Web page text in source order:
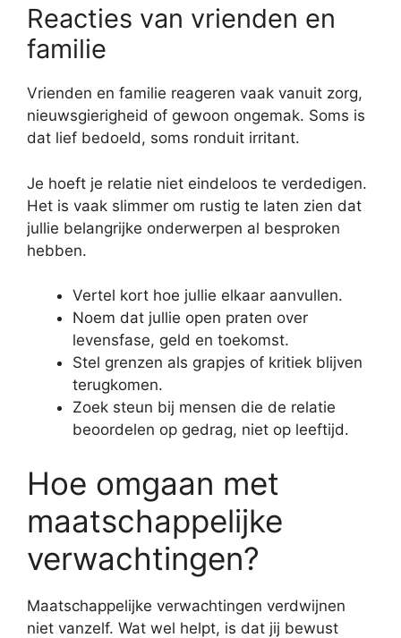
Reacties van vrienden en
familie
Vrienden en familie reageren vaak vanuit zorg,
nieuwsgierigheid of gewoon ongemak. Soms is
dat lief bedoeld, soms ronduit irritant.
Je hoeft je relatie niet eindeloos te verdedigen.
Het is vaak slimmer om rustig te laten zien dat
jullie belangrijke onderwerpen al besproken
hebben.
Vertel kort hoe jullie elkaar aanvullen.
Noem dat jullie open praten over
levensfase, geld en toekomst.
Stel grenzen als grapjes of kritiek blijven
terugkomen.
Zoek steun bij mensen die de relatie
beoordelen op gedrag, niet op leeftijd.
Hoe omgaan met
maatschappelijke
verwachtingen?
Maatschappelijke verwachtingen verdwijnen
niet vanzelf. Wat wel helpt, is dat jij bewust